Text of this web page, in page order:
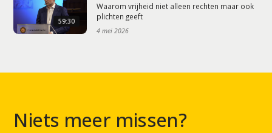
59:30
Waarom vrijheid niet alleen rechten maar ook
plichten geeft
4 mei 2026
Niets meer missen?